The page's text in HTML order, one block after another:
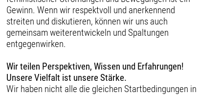
Gewinn. Wenn wir respektvoll und anerkennend
streiten und diskutieren, können wir uns auch
gemeinsam weiterentwickeln und Spaltungen
entgegenwirken.
Wir teilen Perspektiven, Wissen und Erfahrungen!
Unsere Vielfalt ist unsere Stärke.
Wir haben nicht alle die gleichen Startbedingungen in